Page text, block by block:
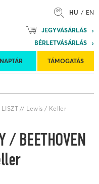
HU EN
JEGYVÁSÁRLÁS
BÉRLETVÁSÁRLÁS
TÁMOGATÁS
Felkéréses
koncertek
LISZT // Lewis / Keller
/ BEETHOVEN